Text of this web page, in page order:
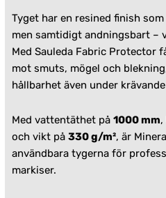
Tyget har en resined finish
men samtidigt andningsbart –
Med Sauleda Fabric Protector
mot smuts, mögel och
hållbarhet även under
Med vattentäthet på 1000 mm
och vikt på 330 g/m², är
användbara tygerna för
markiser.